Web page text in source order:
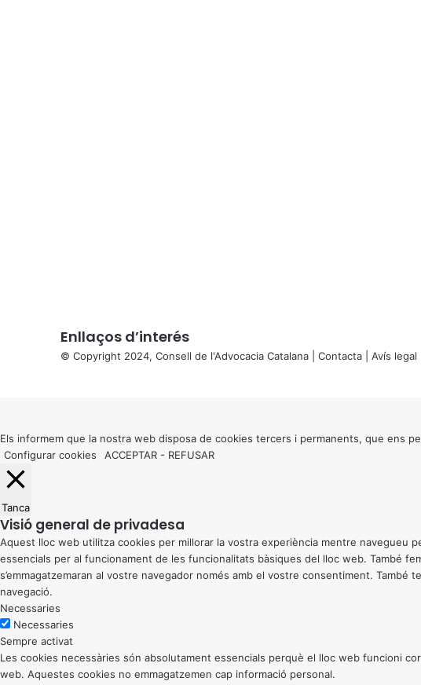
Enllaços d’interés
© Copyright 2024, Consell de l'Advocacia Catalana | Contacta Avís legal
button
Els informem que la nostra web disposa de cookies tercers i permanents, que ens
Configurar cookies
ACCEPTAR - REFUSAR
Tanca
Visió general de privadesa
Aquest lloc web utilitza cookies per millorar la vostra experiència mentre navegueu
essencials per al funcionament de les funcionalitats bàsiques del lloc web. També
s’emmagatzemaran al vostre navegador només amb el vostre consentiment.
navegació.
Necessaries
Necessaries
Sempre activat
Les cookies necessàries són absolutament essencials perquè el lloc web funcioni
web. Aquestes cookies no emmagatzemen cap informació personal.